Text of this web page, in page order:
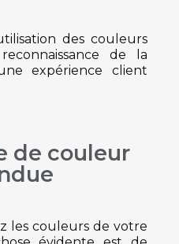
des couleurs
de la
expérience client
de couleur
les couleurs de votre